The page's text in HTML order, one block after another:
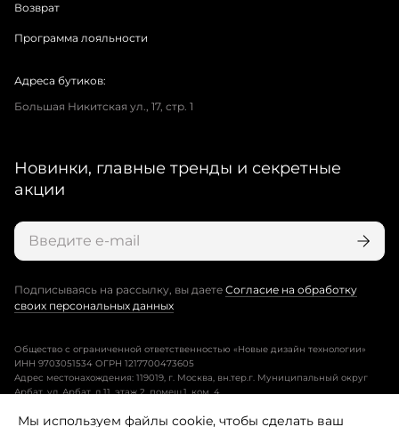
Возврат
Программа лояльности
Адреса бутиков:
Большая Никитская ул., 17, стр. 1
Новинки, главные тренды и секретные
акции
Подписываясь на рассылку, вы даете Согласие на обработку
своих персональных данных
Общество с ограниченной ответственностью «Новые дизайн технологии»
ИНН 9703051534 ОГРН 1217700473605
Адрес местонахождения: 119019, г. Москва, вн.тер.г. Муниципальный округ
Арбат, ул. Арбат, д.11, этаж 2, помещ.1, ком. 4.
Мы используем файлы cookie, чтобы сделать ваш